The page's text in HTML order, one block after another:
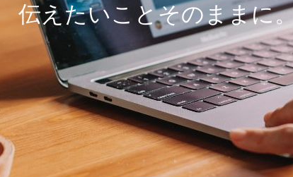
伝えたいこ とその ままに